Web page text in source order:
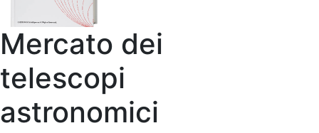
Mercato dei
telescopi
astronomici